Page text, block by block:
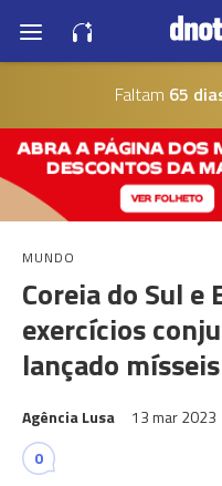
Faltam 65
MUNDO
Coreia do Sul e
exercícios
lançado mísseis
Agência Lusa 13 mar 2023
0